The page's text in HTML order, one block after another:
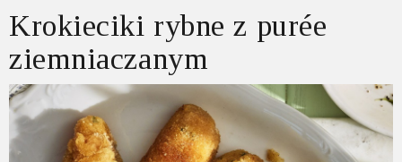
Krokieciki rybne z purée
ziemniaczanym